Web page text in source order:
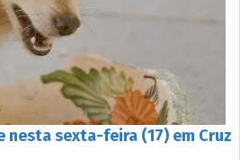
nesta sexta-feira (17) em Cruz